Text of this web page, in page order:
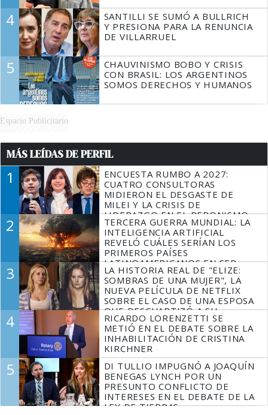
4
SANTILLI SE SUMÓ A BULLRICH
Y PRESIONA PARA LA RENUNCIA
DE VILLARRUEL
5
CHAUVINISMO BOBO Y CRISIS
CON BRASIL: LOS ARGENTINOS
SOMOS DERECHOS Y HUMANOS
Espacio Publicitario
MÁS LEÍDAS DE PERFIL
1
ENCUESTA RUMBO A 2027:
CUATRO CONSULTORAS
MIDIERON EL DESGASTE DE
MILEI Y LA CRISIS DE
LIDERAZGO EN EL PERONISMO
2
TERCERA GUERRA MUNDIAL: LA
INTELIGENCIA ARTIFICIAL
REVELÓ CUÁLES SERÍAN LOS
PRIMEROS PAÍSES
LATINOAMERICANOS EN SER
DERROTADOS
3
LA HISTORIA REAL DE "ELIZE:
SOMBRAS DE UNA MUJER", LA
NUEVA PELÍCULA DE NETFLIX
SOBRE EL CASO DE UNA ESPOSA
QUE DESCUARTIZÓ A SU
MARIDO
4
RICARDO LORENZETTI SE
METIÓ EN EL DEBATE SOBRE LA
INHABILITACIÓN DE CRISTINA
KIRCHNER
5
DI TULLIO IMPUGNÓ A JOAQUÍN
BENEGAS LYNCH POR UN
PRESUNTO CONFLICTO DE
INTERESES EN EL DEBATE DE LA
LEY DE TIERRAS